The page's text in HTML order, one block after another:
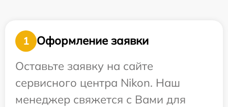
1
Оформление заявки
Оставьте заявку на сайте
сервисного центра Nikon. Наш
менеджер свяжется с Вами для